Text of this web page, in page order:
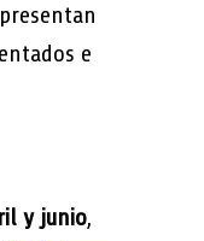
e
y junio,